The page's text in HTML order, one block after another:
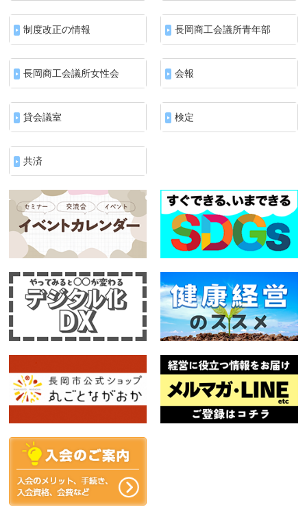
制度改正の情報 長岡商工会議所青年部
長岡商工会議所女性会 会報
貸会議室 検定
共済